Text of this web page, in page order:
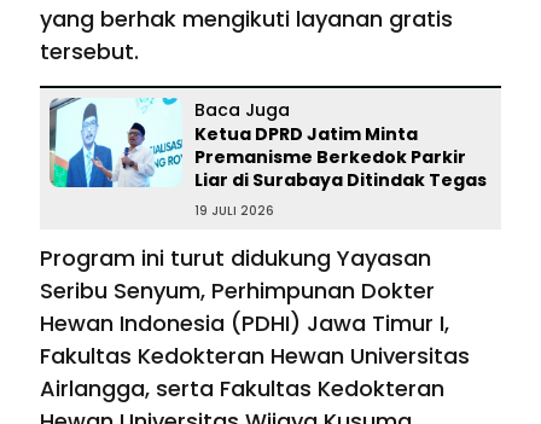
yang berhak mengikuti layanan gratis
tersebut.
Baca Juga
Ketua DPRD Jatim Minta
Premanisme Berkedok Parkir
Liar di Surabaya Ditindak Tegas
19 JULI 2026
Program ini turut didukung Yayasan
Seribu Senyum, Perhimpunan Dokter
Hewan Indonesia (PDHI) Jawa Timur I,
Fakultas Kedokteran Hewan Universitas
Airlangga, serta Fakultas Kedokteran